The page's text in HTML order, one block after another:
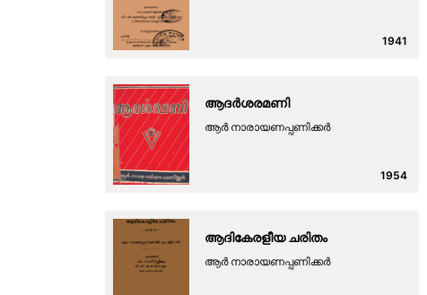
1941
ആദർശരമണി
ആർ നാരായണപ്പണിക്കർ
1954
ആദികേരളീയ ചരിതം
ആർ നാരായണപ്പണിക്കർ